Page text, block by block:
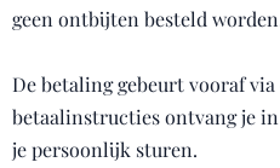
geen ontbijten besteld
De betaling gebeurt vooraf
betaalinstructies ontvang je
je persoonlijk sturen.